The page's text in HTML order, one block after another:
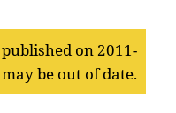
on 2011-
be out of date.